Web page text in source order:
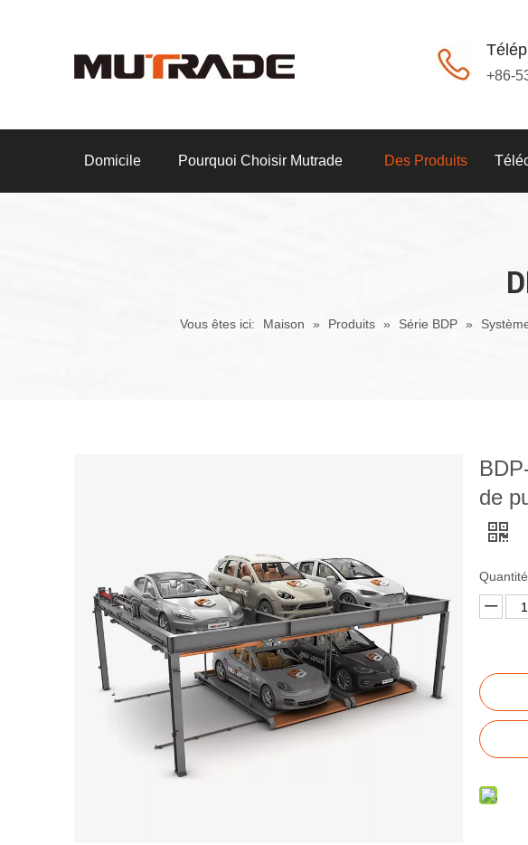
+86-
Domicile Pourquoi Choisir Mutrade Des Produits
Vous êtes ici: Maison » Produits » Série BDP »
de